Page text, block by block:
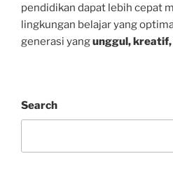
pendidikan dapat lebih cepat
lingkungan belajar yang
generasi yangunggul,
Search